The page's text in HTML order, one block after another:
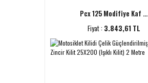
Pcx 125 Modifiye Kaf ...
Fiyat : 3.843,61 TL